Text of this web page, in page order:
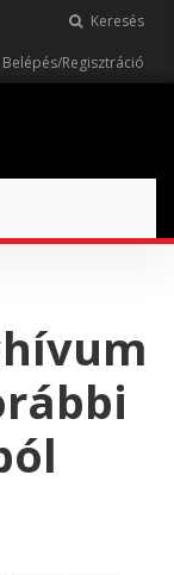
Keresés
Belépés/Regisztráció